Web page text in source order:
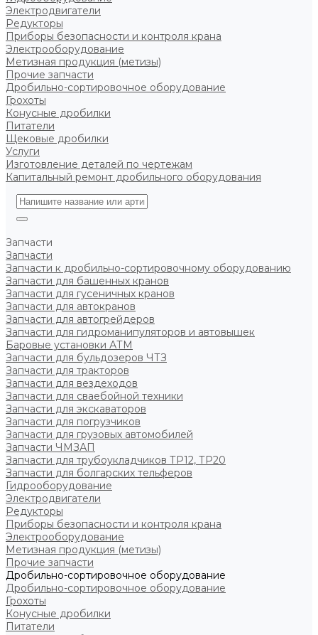
Электродвигатели
Редукторы
Приборы безопасности и контроля крана
Электрооборудование
Метизная продукция (метизы)
Прочие запчасти
Дробильно-сортировочное оборудование
Грохоты
Конусные дробилки
Питатели
Щековые дробилки
Услуги
Изготовление деталей по чертежам
Капитальный ремонт дробильного оборудования
Запчасти
Запчасти
Запчасти к дробильно-сортировочному оборудованию
Запчасти для башенных кранов
Запчасти для гусеничных кранов
Запчасти для автокранов
Запчасти для автогрейдеров
Запчасти для гидроманипуляторов и автовышек
Баровые установки АТМ
Запчасти для бульдозеров ЧТЗ
Запчасти для тракторов
Запчасти для вездеходов
Запчасти для сваебойной техники
Запчасти для экскаваторов
Запчасти для погрузчиков
Запчасти для грузовых автомобилей
Запчасти ЧМЗАП
Запчасти для трубоукладчиков ТР12, ТР20
Запчасти для болгарских тельферов
Гидрооборудование
Электродвигатели
Редукторы
Приборы безопасности и контроля крана
Электрооборудование
Метизная продукция (метизы)
Прочие запчасти
Дробильно-сортировочное оборудование
Дробильно-сортировочное оборудование
Грохоты
Конусные дробилки
Питатели